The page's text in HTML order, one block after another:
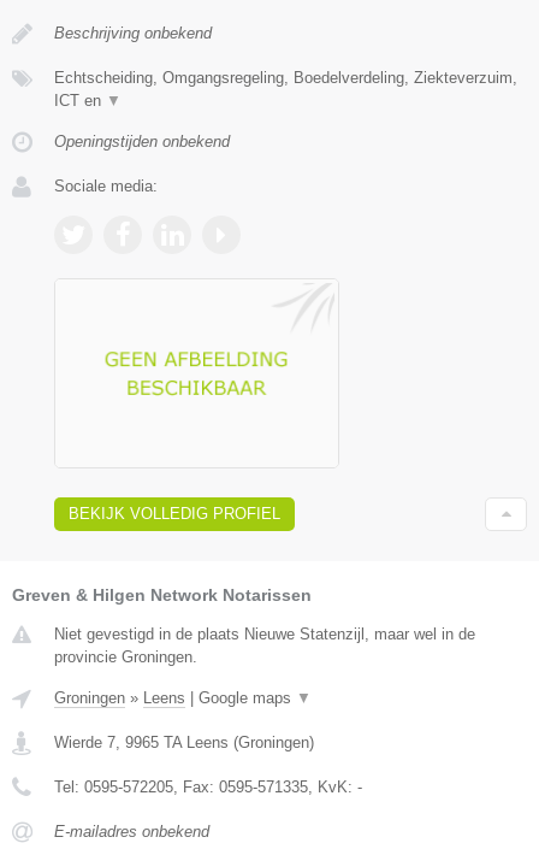
Beschrijving onbekend
Echtscheiding, Omgangsregeling, Boedelverdeling, Ziekteverzuim,
ICT en ▼
Openingstijden onbekend
Sociale media:
BEKIJK VOLLEDIG PROFIEL
Greven & Hilgen Network Notarissen
Niet gevestigd in de plaats Nieuwe Statenzijl, maar wel in de
provincie Groningen.
Groningen » Leens Google maps ▼
Wierde 7, 9965 TA Leens (Groningen)
Tel: 0595-572205, Fax: 0595-571335, KvK: -
E-mailadres onbekend